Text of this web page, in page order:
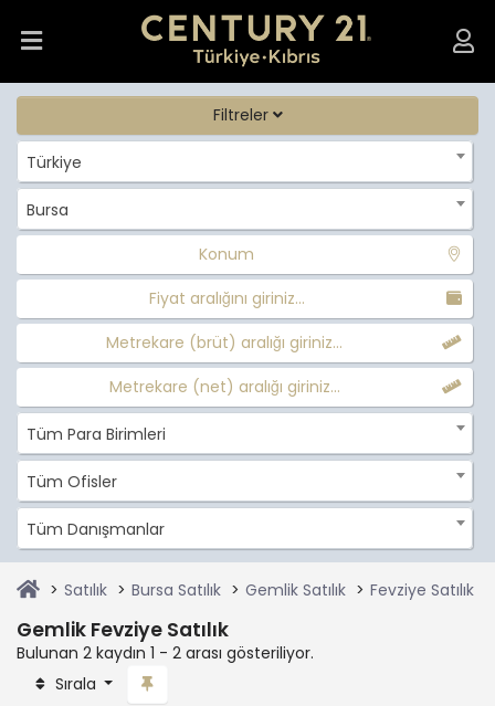
Filtreler
Türkiye
Bursa
Konum
Fiyat aralığını giriniz...
Metrekare (brüt) aralığı giriniz...
Metrekare (net) aralığı giriniz...
Tüm Para Birimleri
Tüm Ofisler
Tüm Danışmanlar
Satılık Bursa Satılık Gemlik Satılık Fevziye Satılık
Gemlik Fevziye Satılık
Bulunan 2 kaydın 1 - 2 arası gösteriliyor.
Sırala